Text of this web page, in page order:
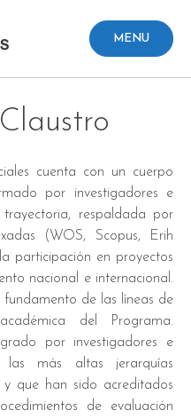
MENU
cuenta con un cuerpo
por investigadores e
respaldada por
(WOS, Scopus, Erih
participación en proyectos
nacional e internacional.
fundamento de las líneas de
del Programa.
por investigadores e
las más altas jerarquías
que han sido acreditados
de evaluación